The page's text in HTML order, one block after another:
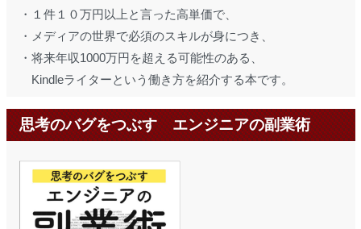
・１件１０万円以上と言った高単価で、
・メディアの世界で必須のスキルが身につき、
・将来年収1000万円を超える可能性のある、
Kindleライターという働き方を紹介する本です。
思考のバグをつぶす エンジニアの副業術